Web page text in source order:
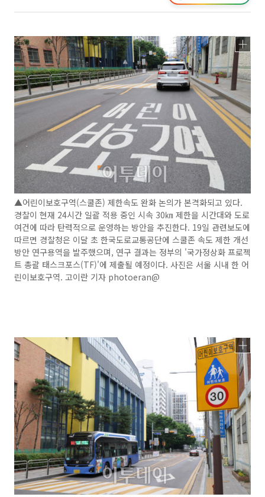
▲어린이보호구역(스쿨존) 제한속도 완화 논의가 본격화되고 있다.
경찰이 현재 24시간 일괄 적용 중인 시속 30㎞ 제한을 시간대와 도로
여건에 따라 탄력적으로 운영하는 방안을 추진한다. 19일 관련보도에
따르면 경찰청은 이달 초 한국도로교통공단에 스쿨존 속도 제한 개선
방안 연구용역을 발주했으며, 연구 결과는 정부의 '국가정상화 프로젝
트 총괄 태스크포스(TF)'에 제출될 예정이다. 사진은 서울 시내 한 어
린이보호구역. 고이란 기자 photoeran@